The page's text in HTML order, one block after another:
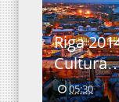
Riga
05:30